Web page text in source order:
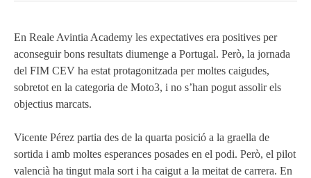
En Reale Avintia Academy les expectatives era positives per
aconseguir bons resultats diumenge a Portugal. Però, la jornada
del FIM CEV ha estat protagonitzada per moltes caigudes,
sobretot en la categoria de Moto3, i no s’han pogut assolir els
objectius marcats.
Vicente Pérez partia des de la quarta posició a la graella de
sortida i amb moltes esperances posades en el podi. Però, el pilot
valencià ha tingut mala sort i ha caigut a la meitat de carrera. En